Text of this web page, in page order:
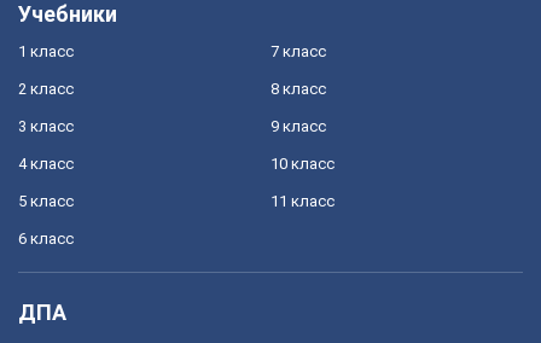
Учебники
1 класс
2 класс
3 класс
4 класс
5 класс
6 класс
7 класс
8 класс
9 класс
10 класс
11 класс
ДПА